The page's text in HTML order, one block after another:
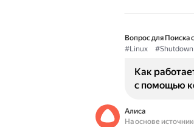
Вопрос для Поиска
#Linux
#Shutdown
Как
с помощью
Алиса
На основе